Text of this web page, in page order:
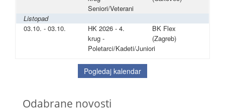
Seniori/Veterani
Listopad
03.10. - 03.10.
HK 2026 - 4.
krug -
Poletarci/Kadeti/Juniori
BK Flex
(Zagreb)
Pogledaj kalendar
Odabrane novosti